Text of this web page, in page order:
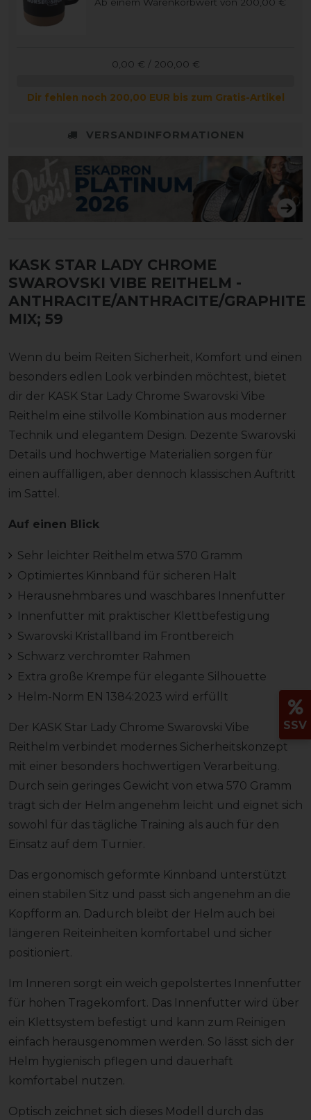
Ab einem Warenkorbwert von 200,00 €
0,00 € / 200,00 €
Dir fehlen noch 200,00 EUR bis zum Gratis-Artikel
VERSANDINFORMATIONEN
KASK STAR LADY CHROME
SWAROVSKI VIBE REITHELM -
ANTHRACITE/ANTHRACITE/GRAPHITE
MIX; 59
Wenn du beim Reiten Sicherheit, Komfort und einen
besonders edlen Look verbinden möchtest, bietet
dir der KASK Star Lady Chrome Swarovski Vibe
Reithelm eine stilvolle Kombination aus moderner
Technik und elegantem Design. Dezente Swarovski
Details und hochwertige Materialien sorgen für
einen auffälligen, aber dennoch klassischen Auftritt
im Sattel.
Auf einen Blick
Sehr leichter Reithelm etwa 570 Gramm
Optimiertes Kinnband für sicheren Halt
Herausnehmbares und waschbares Innenfutter
Innenfutter mit praktischer Klettbefestigung
Swarovski Kristallband im Frontbereich
Schwarz verchromter Rahmen
Extra große Krempe für elegante Silhouette
Helm-Norm EN 1384:2023 wird erfüllt
Der KASK Star Lady Chrome Swarovski Vibe
Reithelm verbindet modernes Sicherheitskonzept
mit einer besonders hochwertigen Verarbeitung.
Durch sein geringes Gewicht von etwa 570 Gramm
trägt sich der Helm angenehm leicht und eignet sich
sowohl für das tägliche Training als auch für den
Einsatz auf dem Turnier.
Das ergonomisch geformte Kinnband unterstützt
einen stabilen Sitz und passt sich angenehm an die
Kopfform an. Dadurch bleibt der Helm auch bei
längeren Reiteinheiten komfortabel und sicher
positioniert.
Im Inneren sorgt ein weich gepolstertes Innenfutter
für hohen Tragekomfort. Das Innenfutter wird über
ein Klettsystem befestigt und kann zum Reinigen
einfach herausgenommen werden. So lässt sich der
Helm hygienisch pflegen und dauerhaft
komfortabel nutzen.
Optisch zeichnet sich dieses Modell durch das
SSV